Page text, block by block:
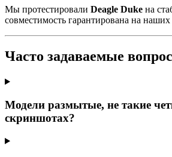
Мы протестировали Deagle Duke на
совместимость гарантирована на наших
Часто задаваемые
Модели размытые, не такие
скриншотах?